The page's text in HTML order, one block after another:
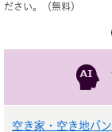
ださい。（無料）
空き家・空き地バ